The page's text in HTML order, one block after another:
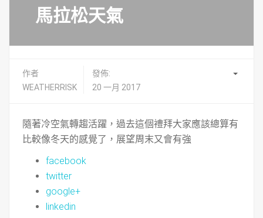
馬拉松天氣
作者
WEATHERRISK
發佈:
20 一月 2017
隨著冷空氣轉趨活躍，過去這個禮拜大家應該總算有
比較像冬天的感覺了，展望周末又會有強
facebook
twitter
google+
linkedin